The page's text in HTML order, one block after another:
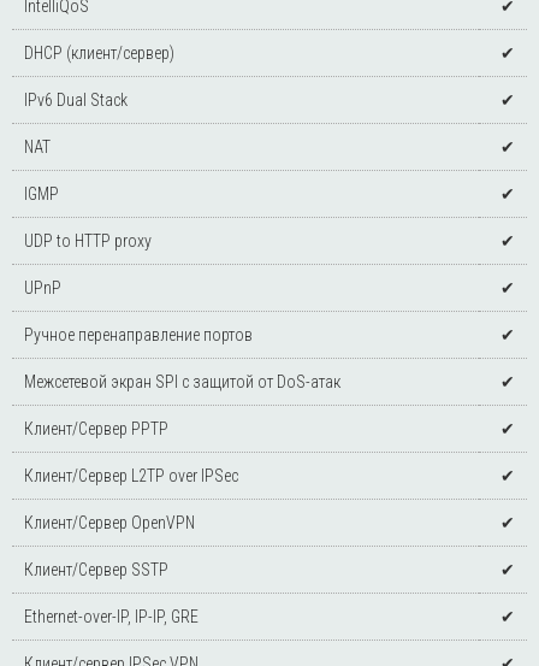
IntelliQoS ✔
DHCP (клиент/сервер) ✔
IPv6 Dual Stack ✔
NAT ✔
IGMP ✔
UDP to HTTP proxy ✔
UPnP ✔
Ручное перенаправление портов ✔
Межсетевой экран SPI с защитой от DoS-атак ✔
Клиент/Сервер PPTP ✔
Клиент/Сервер L2TP over IPSec ✔
Клиент/Сервер OpenVPN ✔
Клиент/Сервер SSTP ✔
Ethernet-over-IP, IP-IP, GRE ✔